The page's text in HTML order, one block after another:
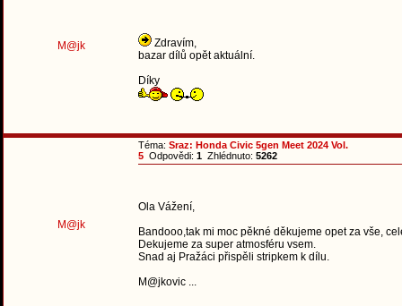
M@jk
Zdravím,
bazar dílů opět aktuální.
Díky
M@jk
Téma: Sraz: Honda Civic 5gen Meet 2024 Vol.
5 Odpovědi: 1 Zhlédnuto: 5262
Ola Vážení,
Bandooo,tak mi moc pěkné děkujeme opet za vše,
Dekujeme za super atmosféru vsem.
Snad aj Pražáci přispěli stripkem k dílu.
M@jkovic ...